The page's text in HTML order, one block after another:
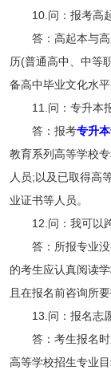
10.问：报考高起
答：高起本与高
历(普通高中、中等
备高中毕业文化水平
11.问：专升本
答：报考专升
教育系列高等学校
人员;以及已取得高
业证书等人员。
12.问：我可以跨
答：所报专业没
的考生应认真阅读
且在报名前咨询所
13.问：报名志
答：考生报名时
高等学校招生专业